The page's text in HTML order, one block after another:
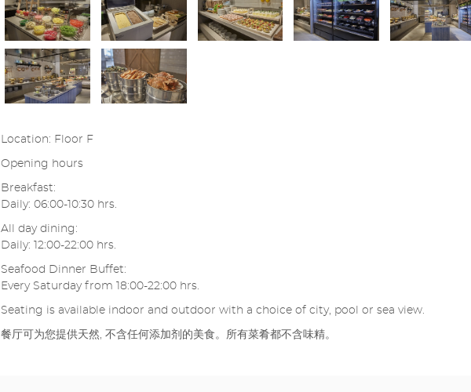
Location: Floor F
Opening hours
Breakfast:
Daily: 06:00-10:30 hrs.
All day dining:
Daily: 12:00-22:00 hrs.
Seafood Dinner Buffet:
Every Saturday from 18:00-22:00 hrs.
Seating is available indoor and outdoor with a choice of city, pool or sea view.
餐厅可为您提供天然, 不含任何添加剂的美食。所有菜肴都不含味精。